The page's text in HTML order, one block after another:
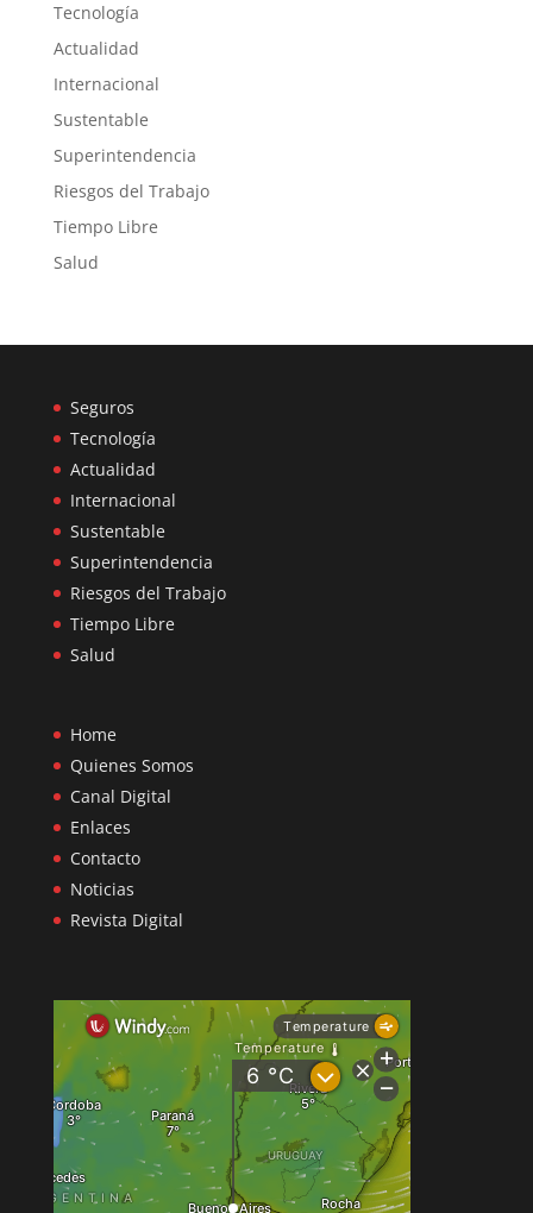
Tecnología
Actualidad
Internacional
Sustentable
Superintendencia
Riesgos del Trabajo
Tiempo Libre
Salud
Seguros
Tecnología
Actualidad
Internacional
Sustentable
Superintendencia
Riesgos del Trabajo
Tiempo Libre
Salud
Home
Quienes Somos
Canal Digital
Enlaces
Contacto
Noticias
Revista Digital